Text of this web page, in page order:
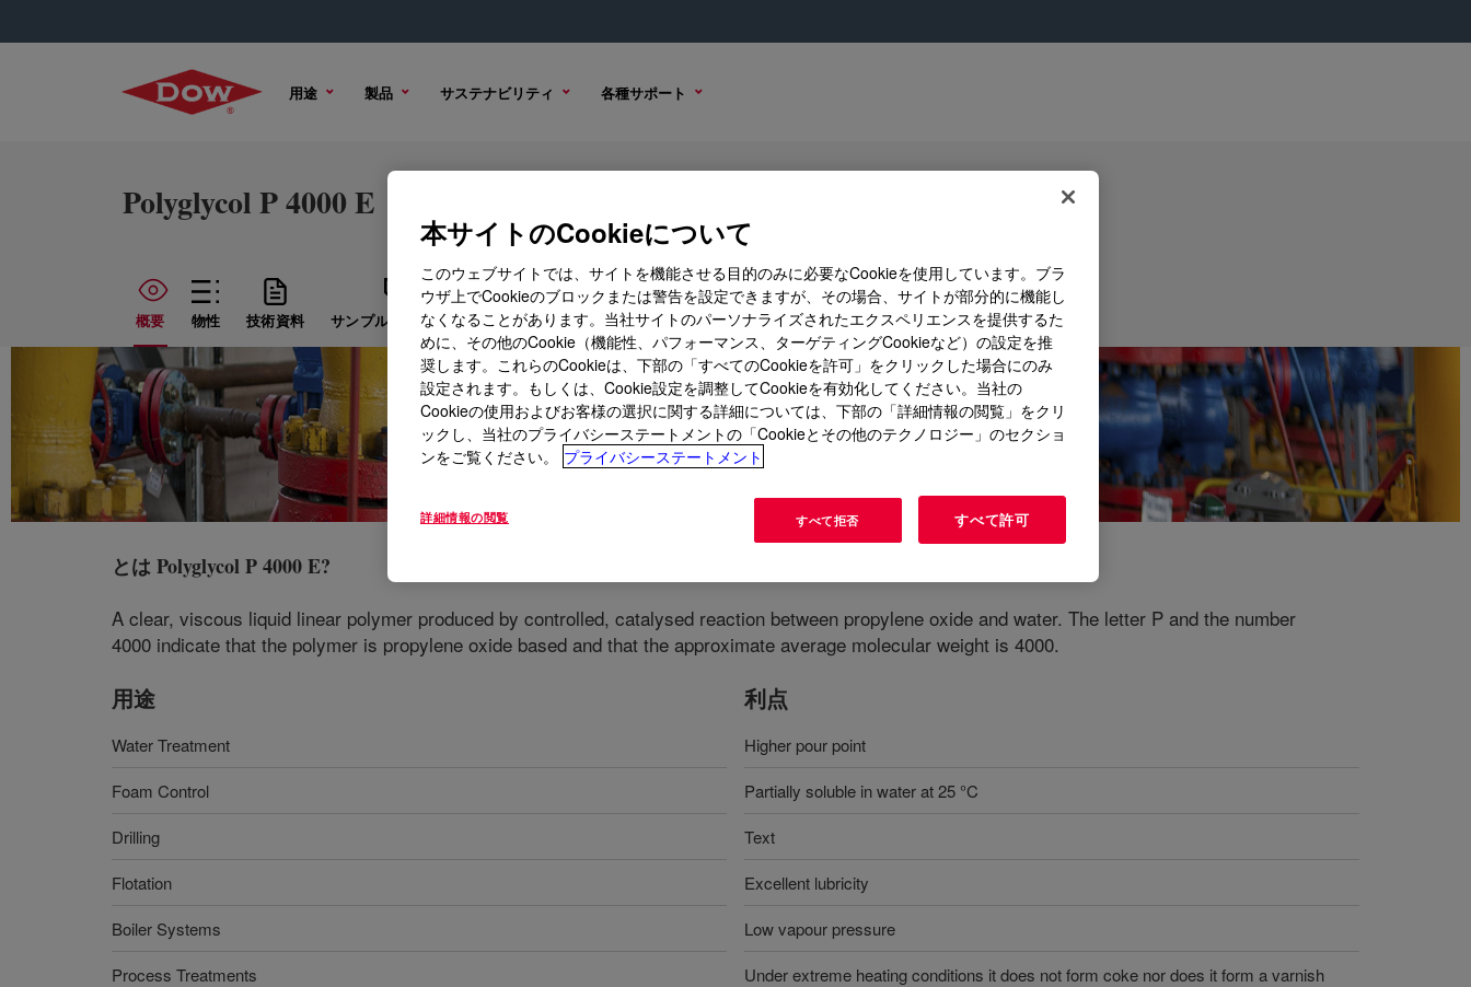
用途 製品 サステナビリティ 各種サポート
Polyglycol P 4000 E
概要 物性 技術資料 サンプル オプション 購入オプション
とはPolyglycol P 4000 E?
A clear, viscous liquid linear polymer produced by controlled, catalysed reaction between propylene oxide and water. The letter P and the number
4000 indicate that the polymer is propylene oxide based and that the approximate average molecular weight is 4000.
用途
Water Treatment
Foam Control
Drilling
Flotation
Boiler Systems
Process Treatments
利点
Higher pour point
Partially soluble in water at 25 °C
Text
Excellent lubricity
Low vapour pressure
Under extreme heating conditions it does not form coke nor does it form a varnish
本サイトのCookieについて
このウェブサイトでは、サイトを機能させる目的のみに必要なCookieを使用しています。ブラ
ウザ上でCookieのブロックまたは警告を設定できますが、その場合、サイトが部分的に機能し
なくなることがあります。当社サイトのパーソナライズされたエクスペリエンスを提供するた
めに、その他のCookie（機能性、パフォーマンス、ターゲティングCookieなど）の設定を推
奨します。これらのCookieは、下部の「すべてのCookieを許可」をクリックした場合にのみ
設定されます。もしくは、Cookie設定を調整してCookieを有効化してください。当社の
Cookieの使用およびお客様の選択に関する詳細については、下部の「詳細情報の閲覧」をクリ
ックし、当社のプライバシーステートメントの「Cookieとその他のテクノロジー」のセクショ
ンをご覧ください。
プライバシーステートメント
詳細情報の閲覧 すべて拒否 すべて許可